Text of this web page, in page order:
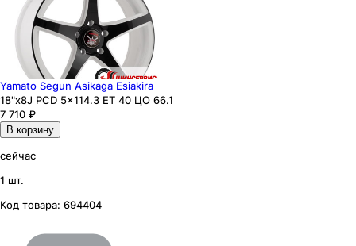
Yamato Segun Asikaga Esiakira
18"x8J PCD 5x114.3 ЕТ 40 ЦО 66.1
7 710 ₽
В корзину
сейчас
1 шт.
Код товара: 694404